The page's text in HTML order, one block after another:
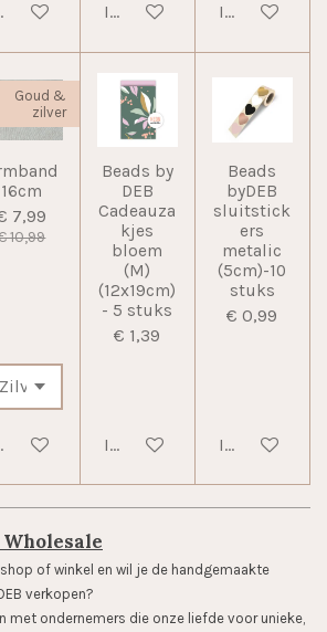
winkelwagenIn winkelwagenIn
Goud &
zilver
16cm
7,99
10,99
winkelwagen
Beads by
DEB
Cadeauza
kjes
bloem
(M)
(12x19cm)
- 5 stuks
€ 1,39
In winkelwagen
Beads
byDEB
sluitstick
ers
metalic
(5cm)-10
stuks
€ 0,99
In
Wholesale
of winkel en wil je de handgemaakte
verkopen?
met ondernemers die onze liefde voor unieke,